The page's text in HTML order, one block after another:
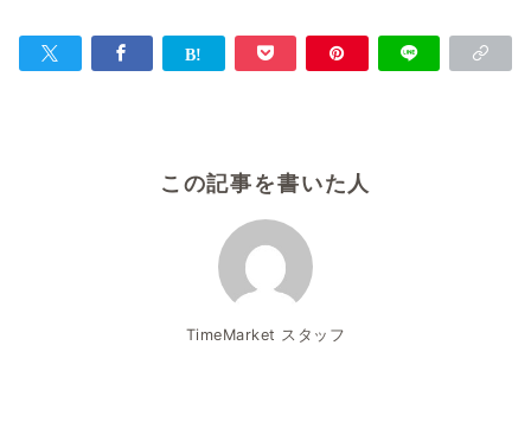
この記事を書いた人
TimeMarket スタッフ